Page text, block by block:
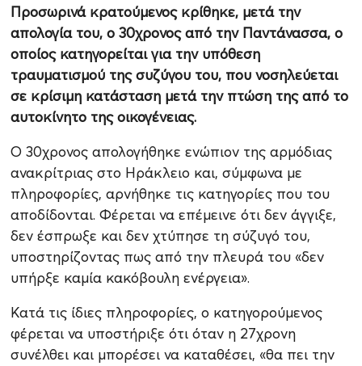
Προσωρινά κρατούμενος κρίθηκε, μετά την
απολογία του, ο 30χρονος από την Παντάνασσα, ο
οποίος κατηγορείται για την υπόθεση
τραυματισμού της συζύγου του, που νοσηλεύεται
σε κρίσιμη κατάσταση μετά την πτώση της από το
αυτοκίνητο της οικογένειας.
Ο 30χρονος απολογήθηκε ενώπιον της αρμόδιας
ανακρίτριας στο Ηράκλειο και, σύμφωνα με
πληροφορίες, αρνήθηκε τις κατηγορίες που του
αποδίδονται. Φέρεται να επέμεινε ότι δεν άγγιξε,
δεν έσπρωξε και δεν χτύπησε τη σύζυγό του,
υποστηρίζοντας πως από την πλευρά του «δεν
υπήρξε καμία κακόβουλη ενέργεια».
Κατά τις ίδιες πληροφορίες, ο κατηγορούμενος
φέρεται να υποστήριξε ότι όταν η 27χρονη
συνέλθει και μπορέσει να καταθέσει, «θα πει την